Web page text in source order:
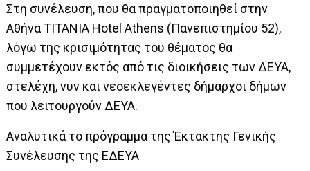
Στη συνέλευση, που θα πραγματοποιηθεί στην
Αθήνα ΤΙΤΑΝΙΑ Hotel Athens (Πανεπιστημίου 52),
λόγω της κρισιμότητας του θέματος θα
συμμετέχουν εκτός από τις διοικήσεις των ΔΕΥΑ,
στελέχη, νυν και νεοεκλεγέντες δήμαρχοι δήμων
που λειτουργούν ΔΕΥΑ.
Αναλυτικά το πρόγραμμα της Έκτακτης Γενικής
Συνέλευσης της ΕΔΕΥΑ